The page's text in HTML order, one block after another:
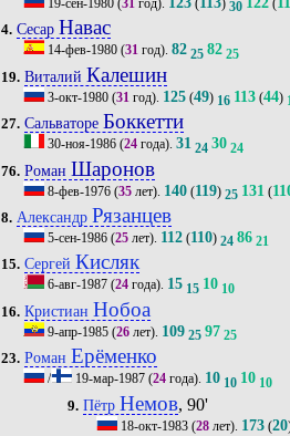
19-сен-1980(31год). ( ) 30 (
4. Сесар Навас
14-фев-1980(31год). 82 25 82 25
19. Виталий Калешин
3-окт-1980(31 год). 125(49) 16 113(44)
27. Сальваторе Боккетти
30-ноя-1986(24года). 31 24 30 24
76. Роман Шаронов
8-фев-1976(35лет). 140(119) 25 131 (
8. Александр Рязанцев
5-сен-1986(25лет). 112(110) 24 86 21
15. Сергей Кисляк
6-авг-1987(24года). 15 15 10 10
16. Кристиан Нобоа
9-апр-1985(26лет). 109 25 97 25
23. Роман Ерёменко
/ 19-мар-1987(24года). 10 10 10 10
9. Пётр Немов, 90'
18-окт-1983 (28 лет). 173 (20